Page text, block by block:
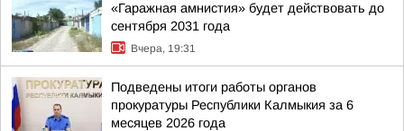
«Гаражная амнистия» будет действовать до
сентября 2031 года
Вчера, 19:31
Подведены итоги работы органов
прокуратуры Республики Калмыкия за 6
месяцев 2026 года